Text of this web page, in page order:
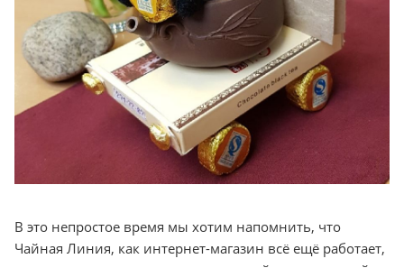
В это непростое время мы хотим напомнить, что
Чайная Линия, как интернет-магазин всё ещё работает,